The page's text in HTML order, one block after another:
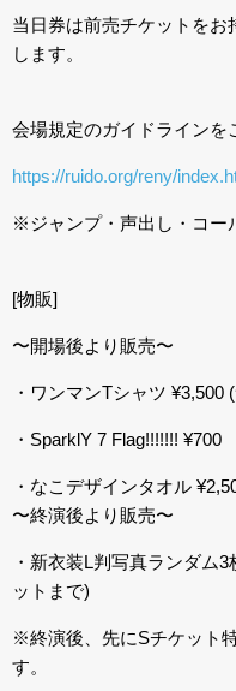
当日券は前売チケットを
します。
会場規定のガイドラインを
https://ruido.org/reny/
※ジャンプ・声出し・コー
[物販]
〜開場後より販売〜
・ワンマンTシャツ ¥3,500
・SparklY 7 Flag!!!!!!! ¥700
・なこデザインタオル
〜終演後より販売〜
・新衣装L判写真ランダム
ットまで)
※終演後、先にSチケット
す。